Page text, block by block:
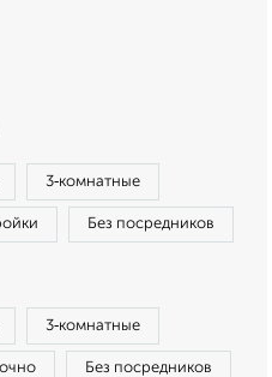
3‑комнатные
Без посредников
3‑комнатные
Без посредников